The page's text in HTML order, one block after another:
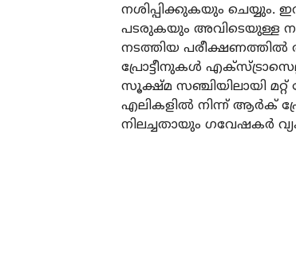
നശിപ്പിക്കുകയും ചെയ്യും.
പടരുകയും അവിടെയുള്ള
നടത്തിയ പരീക്ഷണത്തിൽ
പ്രോട്ടീനുകൾ
സൂക്ഷ്മ സഞ്ചിയിലായി
എലികളിൽ നിന്ന് ആർക്
നിലച്ചതായും ഗവേഷകർ